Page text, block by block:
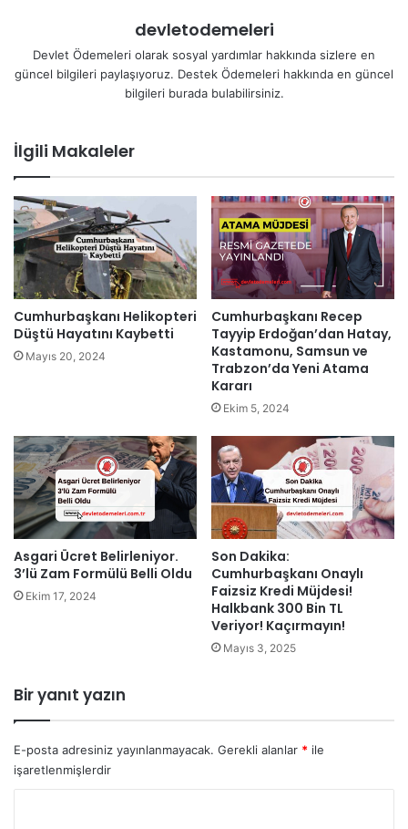
devletodemeleri
Devlet Ödemeleri olarak sosyal yardımlar hakkında sizlere en
güncel bilgileri paylaşıyoruz. Destek Ödemeleri hakkında en güncel
bilgileri burada bulabilirsiniz.
İlgili Makaleler
Cumhurbaşkanı Helikopteri
Düştü Hayatını Kaybetti
Mayıs 20, 2024
Cumhurbaşkanı Recep
Tayyip Erdoğan’dan Hatay,
Kastamonu, Samsun ve
Trabzon’da Yeni Atama
Kararı
Ekim 5, 2024
Asgari Ücret Belirleniyor.
3’lü Zam Formülü Belli Oldu
Ekim 17, 2024
Son Dakika:
Cumhurbaşkanı Onaylı
Faizsiz Kredi Müjdesi!
Halkbank 300 Bin TL
Veriyor! Kaçırmayın!
Mayıs 3, 2025
Bir yanıt yazın
E-posta adresiniz yayınlanmayacak. Gerekli alanlar * ile
işaretlenmişlerdir